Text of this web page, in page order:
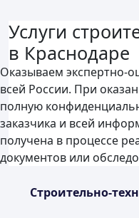
Услуги
в Краснодаре
Оказываем экспертно-
всей России. При
полную
заказчика и всей
получена в процессе
документов или
Строительно-